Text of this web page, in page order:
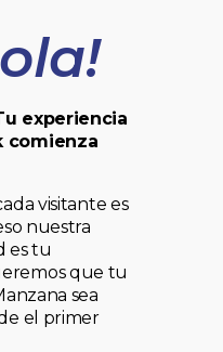
experiencia
comienza
visitante es
nuestra
es tu
que tu
sea
el primer